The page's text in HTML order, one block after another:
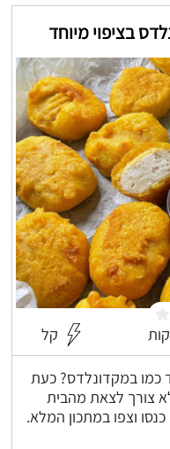
בציפוי מיוחד
קל
כמו במקדונלדס? כעת
צורך לצאת מהבית
וצפו במתכון המלא.